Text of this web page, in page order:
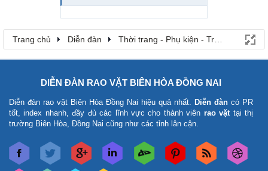
Trang chủ Diễn đàn Thời trang - Phụ kiện - Trang sức -
DIỄN ĐÀN RAO VẶT BIÊN HÒA ĐỒNG NAI
Diễn đàn rao vặt Biên Hòa Đồng Nai hiệu quả nhất. Diễn đàn có PR
tốt, index nhanh, đầy đủ các lĩnh vực cho thành viên rao vặttại thị
trường Biên Hòa, Đồng Nai cũng như các tỉnh lân cận.